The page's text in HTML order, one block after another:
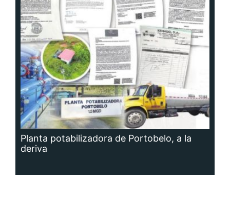
Planta potabilizadora de Portobelo, a la
deriva